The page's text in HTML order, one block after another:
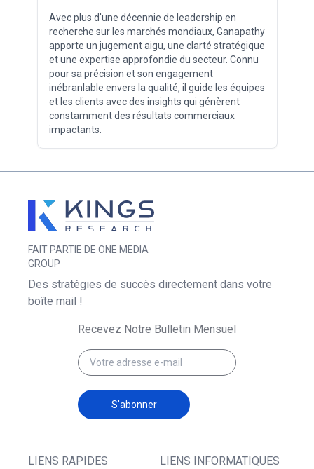
Avec plus d'une décennie de leadership en
recherche sur les marchés mondiaux, Ganapathy
apporte un jugement aigu, une clarté stratégique
et une expertise approfondie du secteur. Connu
pour sa précision et son engagement
inébranlable envers la qualité, il guide les équipes
et les clients avec des insights qui génèrent
constamment des résultats commerciaux
impactants.
FAIT PARTIE DE ONE MEDIA
GROUP
LIENS RAPIDES LIENS INFORMATIQUES
Des stratégies de succès directement dans votre
boîte mail !
Recevez Notre Bulletin Mensuel
S'abonner